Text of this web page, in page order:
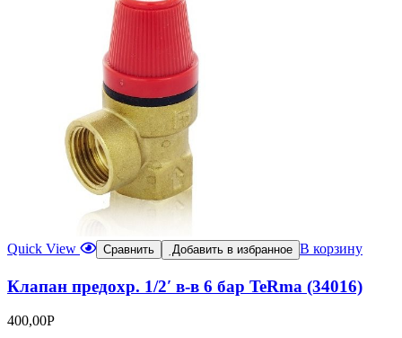
Quick View Сравнить Добавить в избранное В корзину
Клапан предохр. 1/2′ в-в 6 бар TeRma (34016)
400,00Р